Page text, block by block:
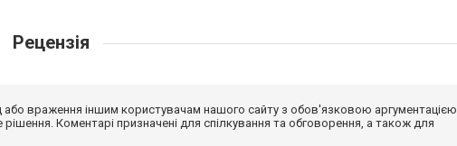
Рецензія
або враження іншим користувачам нашого сайту з обов'язковою аргументацією
Коментарі призначені для спілкування та обговорення, а також для